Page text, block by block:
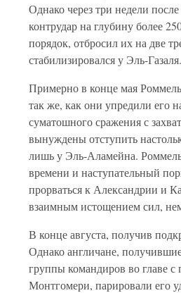
Однако через три недели
контрудар на глубину более
порядок, отбросил их на две
стабилизировался у Эль-Газаля.
Примерно в конце мая
так же, как они упредили его
суматошного сражения с
вынуждены отступить
лишь у Эль-Аламейна.
времени и наступательный
прорваться к Александрии и
взаимным истощением сил,
В конце августа, получив
Однако англичане,
группы командиров во главе
Монтгомери, парировали его